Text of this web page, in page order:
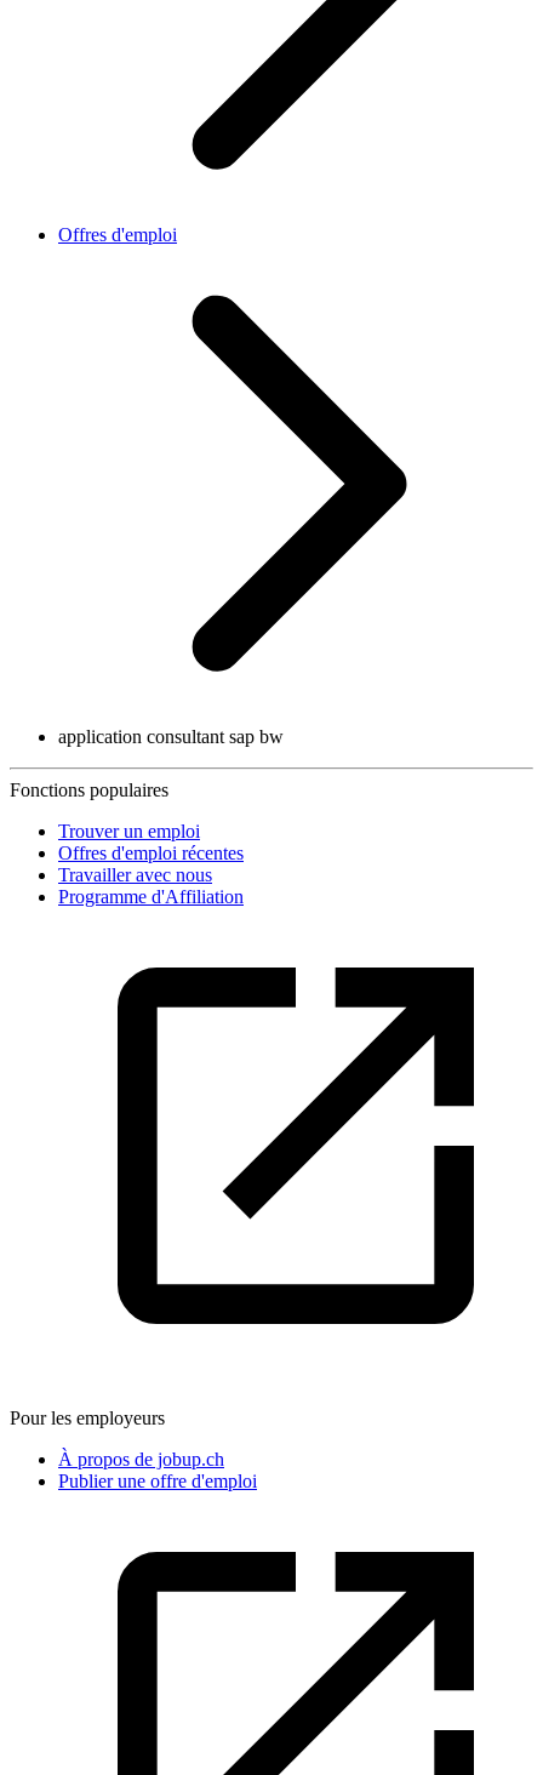
Offres d'emploi
application consultant sap bw
Fonctions populaires
Trouver un emploi
Offres d'emploi récentes
Travailler avec nous
Programme d'Affiliation
Pour les employeurs
À propos de jobup.ch
Publier une offre d'emploi